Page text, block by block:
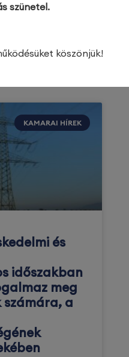
KAMARAI HÍREK
és
időszakban
meg
a
szünetel.
köszönjük!